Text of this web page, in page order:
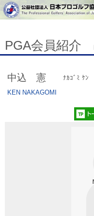
PGA会員紹介
中込 憲
ﾅｶｺﾞﾐ ｹﾝ
KEN NAKAGOMI